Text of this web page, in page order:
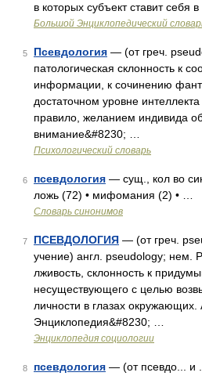
в которых субъект ставит себя
Большой Энциклопедический
5 Псевдология — (от греч.
патологическая склонность к
информации, к сочинению
достаточном уровне
правило, желанием индивида
внимание&#8230; …
Психологический словарь
6 псевдология — сущ., кол во
ложь (72) • мифомания (2) • …
Словарь синонимов
7 ПСЕВДОЛОГИЯ — (от греч.
учение) англ. pseudology; нем.
лживость, склонность к
несуществующего с целью
личности в глазах окружающих.
Энциклопедия&#8230; …
Энциклопедия социологии
8 псевдология — (от псевдо... и